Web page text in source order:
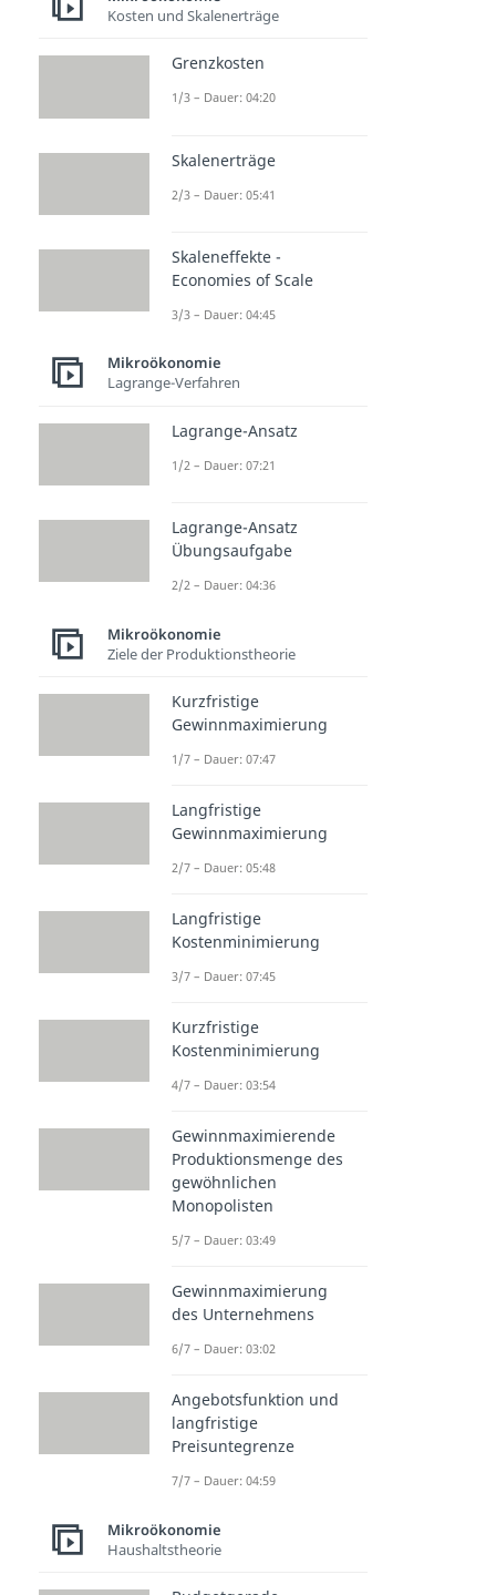
Kosten und Skalenerträge
Grenzkosten
1/3 – Dauer: 04:20
Skalenerträge
2/3 – Dauer: 05:41
Skaleneffekte -
Economies of Scale
3/3 – Dauer: 04:45
Mikroökonomie
Lagrange-Verfahren
Lagrange-Ansatz
1/2 – Dauer: 07:21
Lagrange-Ansatz
Übungsaufgabe
2/2 – Dauer: 04:36
Mikroökonomie
Ziele der Produktionstheorie
Kurzfristige
Gewinnmaximierung
1/7 – Dauer: 07:47
Langfristige
Gewinnmaximierung
2/7 – Dauer: 05:48
Langfristige
Kostenminimierung
3/7 – Dauer: 07:45
Kurzfristige
Kostenminimierung
4/7 – Dauer: 03:54
Gewinnmaximierende
Produktionsmenge des
gewöhnlichen
Monopolisten
5/7 – Dauer: 03:49
Gewinnmaximierung
des Unternehmens
6/7 – Dauer: 03:02
Angebotsfunktion und
langfristige
Preisuntegrenze
7/7 – Dauer: 04:59
Mikroökonomie
Haushaltstheorie